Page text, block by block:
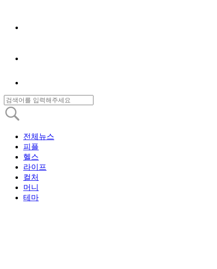
전체뉴스
피플
헬스
라이프
컬처
머니
테마